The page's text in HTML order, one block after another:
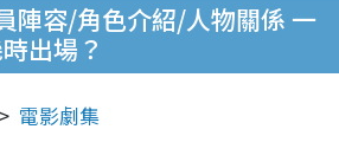
陣容/角色介紹/人物關係 一
出場？
電影劇集